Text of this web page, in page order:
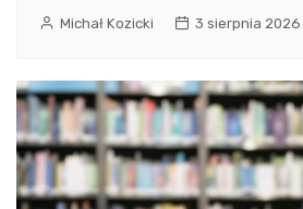
Michał Kozicki 3 sierpnia 2026